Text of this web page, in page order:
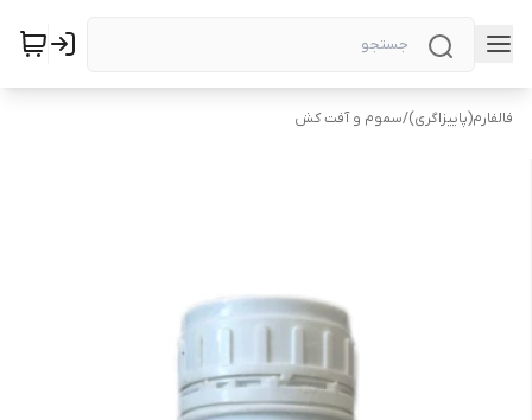
فالفارم(پاییزاگری)/سموم و آفت کش